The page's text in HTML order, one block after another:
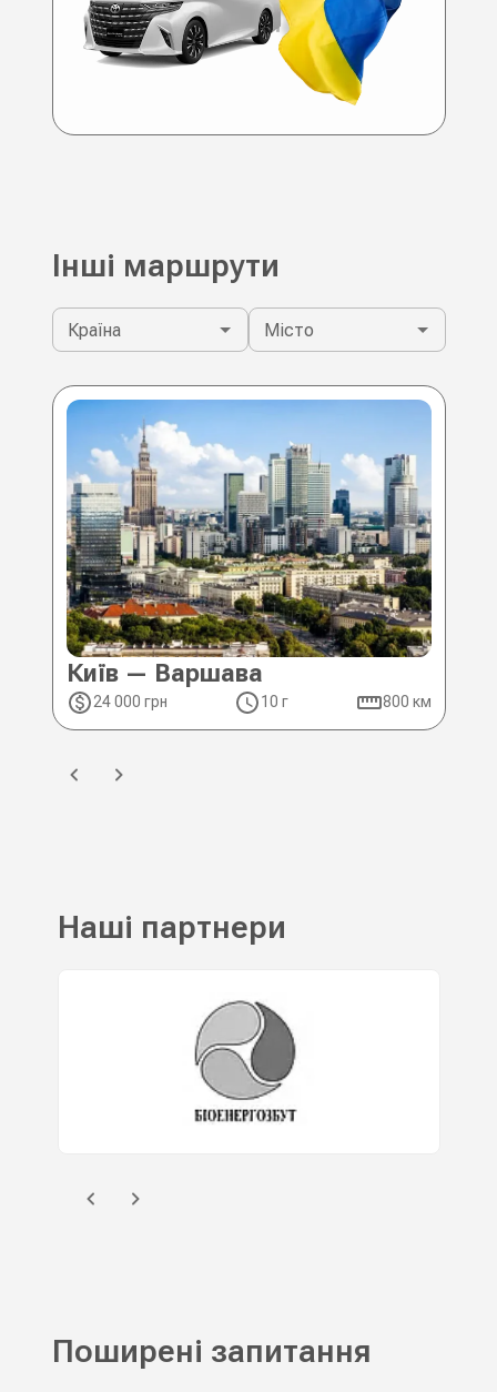
Інші маршрути
Країна Місто
Київ — Варшава
24 000 грн 10 г 800 км
Наші партнери
Поширені запитання